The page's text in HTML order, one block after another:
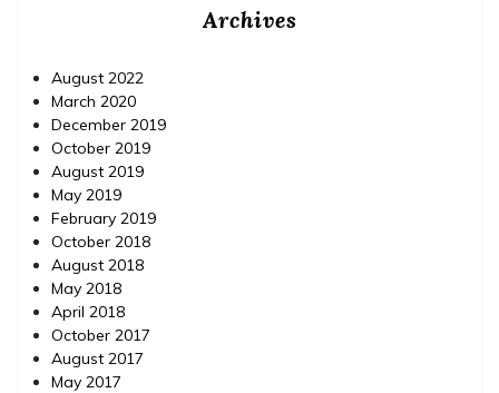
Archives
August 2022
March 2020
December 2019
October 2019
August 2019
May 2019
February 2019
October 2018
August 2018
May 2018
April 2018
October 2017
August 2017
May 2017